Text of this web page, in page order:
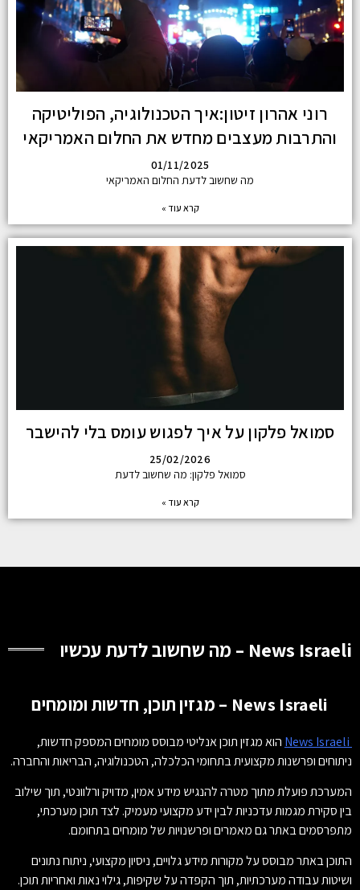
רוני אהרון זיטון:איך הטכנולוגיה, הפוליטיקה
והתרבות מעצבים מחדש את החלום האמריקאי
01/11/2025
מה שחשוב לדעת החלום האמריקאי
קרא עוד »
סמואל פלקון על איך לפגוש עומס בלי להישבר
25/02/2026
סמואל פלקון: מה שחשוב לדעת
קרא עוד »
News Israeli – מה שחשוב לדעת עכשיו
News Israeli – מגזין תוכן, חדשות ומומחים
הוא מגזין תוכן אנליטי מבוסס מומחים המספק חדשות,
ניתוחים ופרשנות מקצועית בתחומי הכלכלה, הטכנולוגיה, הבריאות והחברה.
המערכת פועלת מתוך מטרה להנגיש מידע אמין, מדויק ורלוונטי, תוך שילוב
בין סקירת מגמות עדכניות לבין ידע מקצועי מעמיק. לצד תוכן מערכתי,
מתפרסמים באתר גם מאמרים ופרשנויות של מומחים בתחומם.
התוכן באתר מבוסס על מקורות מידע גלויים, ניסיון מקצועי, ניתוח נתונים
ושיטות עבודה מערכתיות, תוך הקפדה על שקיפות, גילוי נאות ואחריות תוכן.